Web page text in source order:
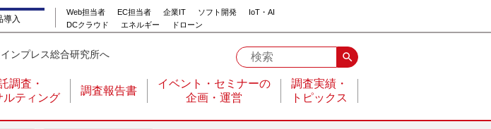
導入
Web担当者 EC担当者 企業IT ソフト開発
IoT・AI
DCクラウド
エネルギー ドローン
ンプレス総合研究所へ search
調査・
ルティング
調査報告書
イベント・セミナーの
企画・運営
調査実績・
トピックス